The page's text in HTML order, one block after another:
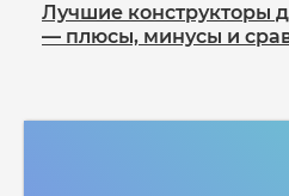
Лучшие конструкторы
— плюсы, минусы и